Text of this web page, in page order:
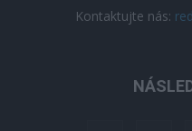
Kontaktujte nás: